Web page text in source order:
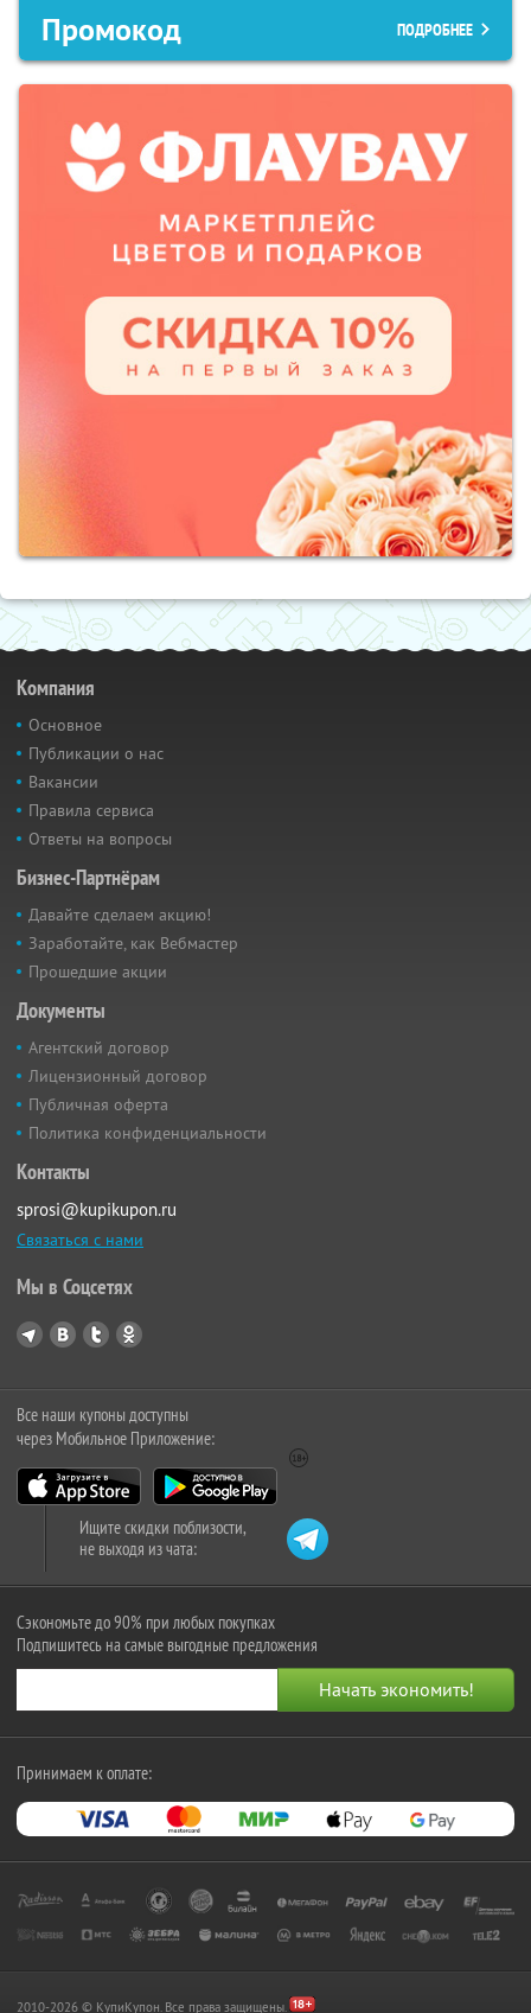
Промокод ПОДРОБНЕЕ
Компания
Основное
Публикации о нас
Вакансии
Правила сервиса
Ответы на вопросы
Бизнес-Партнёрам
Давайте сделаем акцию!
Заработайте, как Вебмастер
Прошедшие акции
Документы
Агентский договор
Лицензионный договор
Публичная оферта
Политика конфиденциальности
Контакты
sprosi@kupikupon.ru
Связаться с нами
Мы в Соцсетях
Все наши купоны доступны
через Мобильное Приложение:
Ищите скидки поблизости,
не выходя из чата:
Сэкономьте до 90% при любых покупках
Подпишитесь на самые выгодные предложения
Принимаем к оплате:
2010-2026 © КупиКупон. Все права защищены.